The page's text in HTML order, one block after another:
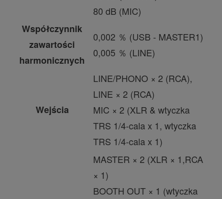
80 dB (MIC)
Współczynnik
zawartości
harmonicznych
0,002 ％ (USB - MASTER1)
0,005 ％ (LINE)
Wejścia
LINE/PHONO × 2 (RCA),
LINE × 2 (RCA)
MIC × 2 (XLR & wtyczka
TRS 1/4-cala x 1, wtyczka
TRS 1/4-cala x 1)
MASTER × 2 (XLR × 1,RCA
× 1)
BOOTH OUT × 1 (wtyczka